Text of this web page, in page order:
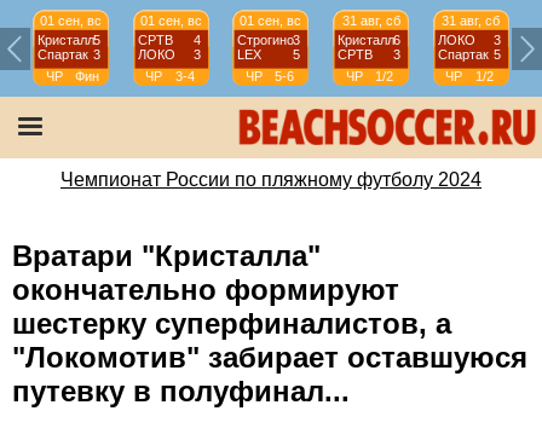
01 сен, вс
Кристалл5
Спартак 3
ЧР
Фин
01 сен, вс
СРТВ
4
ЛОКО
3
ЧР
3-4
01 сен, вс
Строгино3
LEX
5
ЧР
5-6
31 авг, сб
Кристалл6
СРТВ
3
ЧР
1/2
31 авг, сб
ЛОКО
3
Спартак 5
ЧР
1/2
Чемпионат России по пляжному футболу 2024
Вратари "Кристалла"
окончательно формируют
шестерку суперфиналистов, а
"Локомотив" забирает оставшуюся
путевку в полуфинал...